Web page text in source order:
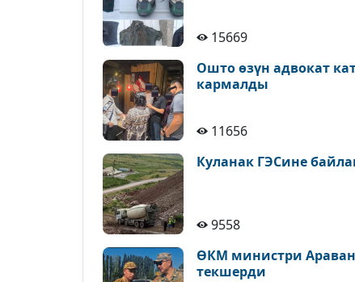
15669
Ошто өзүн адвокат
кармалды
11656
Куланак ГЭСине
9558
ӨКМ министри
текшерди